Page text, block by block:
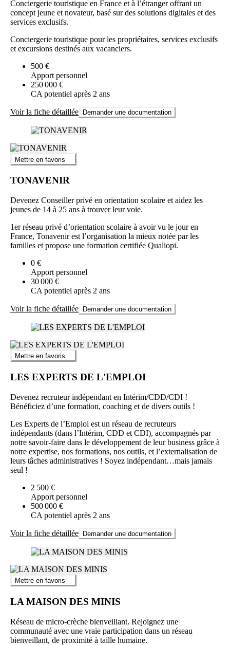
Conciergerie touristique en France et à l’étranger offrant un
concept jeune et novateur, basé sur des solutions digitales et des
services exclusifs.
Conciergerie touristique pour les propriétaires, services exclusifs
et excursions destinés aux vacanciers.
500 €
Apport personnel
250 000 €
CA potentiel après 2 ans
Voir la fiche détaillée Demander une documentation
Mettre en favoris
TONAVENIR
Devenez Conseiller privé en orientation scolaire et aidez les
jeunes de 14 à 25 ans à trouver leur voie.
1er réseau privé d’orientation scolaire à avoir vu le jour en
France, Tonavenir est l’organisation la mieux notée par les
familles et propose une formation certifiée Qualiopi.
0 €
Apport personnel
30 000 €
CA potentiel après 2 ans
Voir la fiche détaillée Demander une documentation
Mettre en favoris
LES EXPERTS DE L'EMPLOI
Devenez recruteur indépendant en Intérim/CDD/CDI !
Bénéficiez d’une formation, coaching et de divers outils !
Les Experts de l’Emploi est un réseau de recruteurs
indépendants (dans l’Intérim, CDD et CDI), accompagnés par
notre savoir-faire dans le développement de leur business grâce à
notre expertise, nos formations, nos outils, et l’externalisation de
leurs tâches administratives ! Soyez indépendant…mais jamais
seul !
2 500 €
Apport personnel
500 000 €
CA potentiel après 2 ans
Voir la fiche détaillée Demander une documentation
Mettre en favoris
LA MAISON DES MINIS
Réseau de micro-crèche bienveillant. Rejoignez une
communauté avec une vraie participation dans un réseau
bienveillant, de proximité à taille humaine.